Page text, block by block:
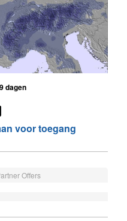
dagen
voor toegang
Offers